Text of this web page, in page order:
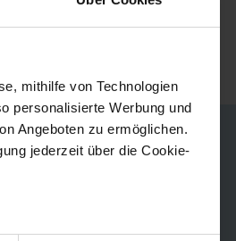
mithilfe von Technologien
personalisierte Werbung und
Angeboten zu ermöglichen.
jederzeit über die Cookie-
Jahr sollte
dank der